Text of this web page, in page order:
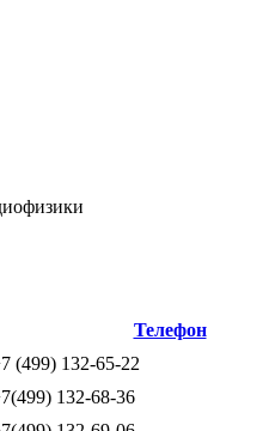
Телефон
(499) 132-65-22
132-68-36